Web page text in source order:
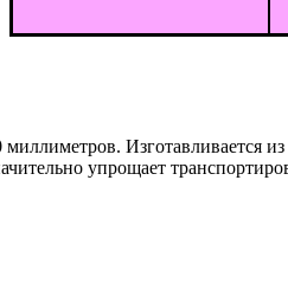
Изготавливается
упрощает